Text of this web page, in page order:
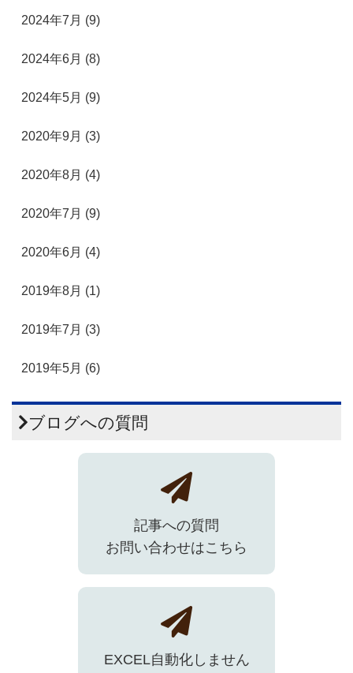
2024年7月 (9)
2024年6月 (8)
2024年5月 (9)
2020年9月 (3)
2020年8月 (4)
2020年7月 (9)
2020年6月 (4)
2019年8月 (1)
2019年7月 (3)
2019年5月 (6)
ブログへの質問
記事への質問
お問い合わせはこちら
EXCEL自動化しません